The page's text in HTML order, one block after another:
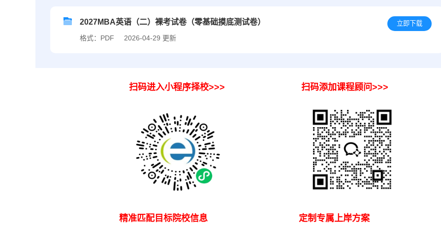
2027MBA英语（二）裸考试卷（零基础摸底测试卷）
格式：PDF 2026-04-29 更新
立即下载
扫码进入小程序择校>>> 扫码添加课程顾问>>>
精准匹配目标院校信息 定制专属上岸方案